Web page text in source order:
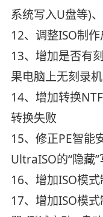
系统写入U盘等)
12、调整ISO制
13、增加是否有
果电脑上无刻录
14、增加转换
转换失败
15、修正PE智能
UltraISO的“隐藏
16、增加ISO模
17、增加ISO模